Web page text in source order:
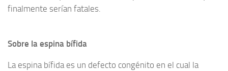
finalmente serían fatales.
Sobre la espina bífida
La espina bífida es un defecto congénito en el cual la